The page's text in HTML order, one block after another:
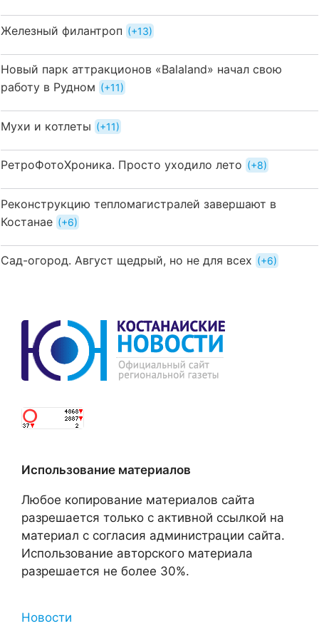
Железный филантроп +13
Новый парк аттракционов «Balaland» начал свою
работу в Рудном
+11
Мухи и котлеты +11
РетроФотоХроника. Просто уходило лето +8
Реконструкцию тепломагистралей завершают в
Костанае
+6
Сад-огород. Август щедрый, но не для всех +6
Использование материалов
Любое копирование материалов сайта
разрешается только с активной ссылкой на
материал с согласия администрации сайта.
Использование авторского материала
разрешается не более 30%.
Новости